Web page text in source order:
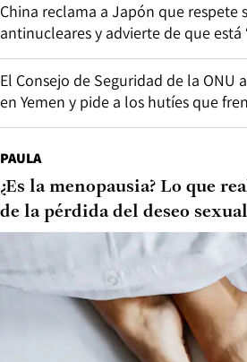
China reclama a Japón que respete
antinucleares y advierte de que
El Consejo de Seguridad de la ONU
en Yemen y pide a los hutíes que
PAULA
¿Es la menopausia? Lo que
de la pérdida del deseo